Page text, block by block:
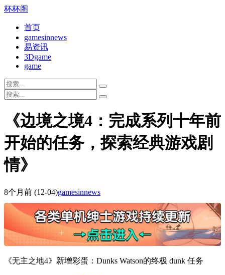
杯杯阁
首页
gamesinnews
易资讯
3Dgame
game
《边境之境4：完成系列十年前
开始的任务，探索经典游戏剧
情》
8个月前 (12-04)gamesinnews
《无主之地4》新增彩蛋：Dunks Watson的终极 dunk 任务